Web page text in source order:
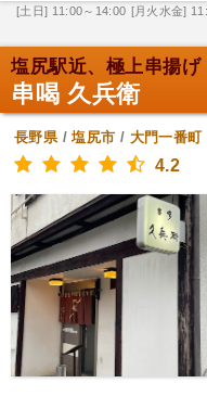
[土日] 11:00～14:00 [月火水金]
塩尻駅近、極上串揚げ
串喝 久兵衛
長野県/塩尻市 / 大門一番町
4.2